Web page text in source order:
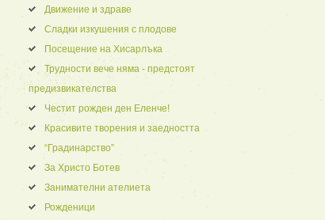
Движение и здраве
Сладки изкушения с плодове
Посещение на Хисарлъка
Трудности вече няма - предстоят
предизвикателства
Честит рожден ден Еленче!
Красивите творения и заедността
“Градинарство”
За Христо Ботев
Занимателни ателиета
Рожденици